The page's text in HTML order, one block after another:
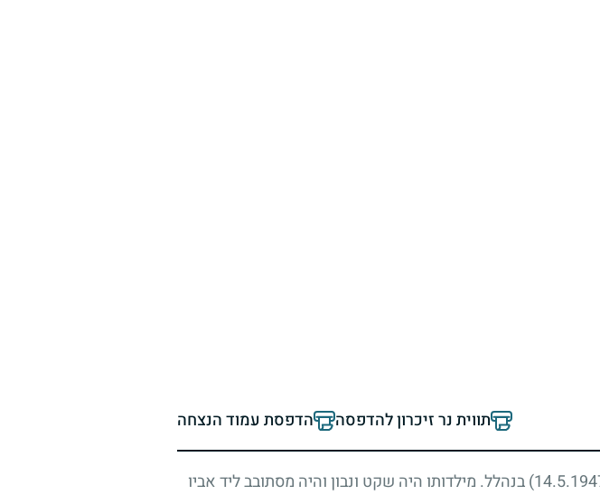
תווית נר זיכרון להדפסה הדפסת עמוד הנצחה
בנהלל. מילדותו היה שקט ונבון והיה מסתובב ליד אביו